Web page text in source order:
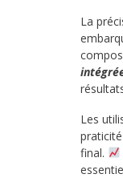
La
Les
final.